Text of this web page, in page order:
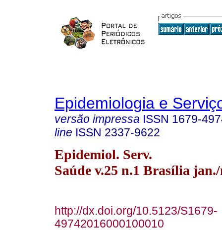
Epidemiologia e
versão impressa ISSN 1679-
line ISSN 2337-9622
Epidemiol. Serv.
Saúde v.25 n.1 Brasília
http://dx.doi.org/10.5123/S1679-
49742016000100010